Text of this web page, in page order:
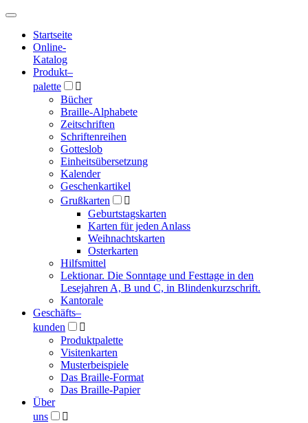
Hauptmenü
Hauptmenü
Startseite
Online-
Katalog
Produkt–
palette

Bücher
Braille-Alphabete
Zeitschriften
Schriftenreihen
Gotteslob
Einheitsübersetzung
Kalender
Geschenkartikel
Grußkarten

Geburtstagskarten
Karten für jeden Anlass
Weihnachtskarten
Osterkarten
Hilfsmittel
Lektionar. Die Sonntage und Festtage in den
Lesejahren A, B und C, in Blindenkurzschrift.
Kantorale
Geschäfts­–
kunden

Produktpalette
Visitenkarten
Musterbeispiele
Das Braille-Format
Das Braille-Papier
Über
uns
